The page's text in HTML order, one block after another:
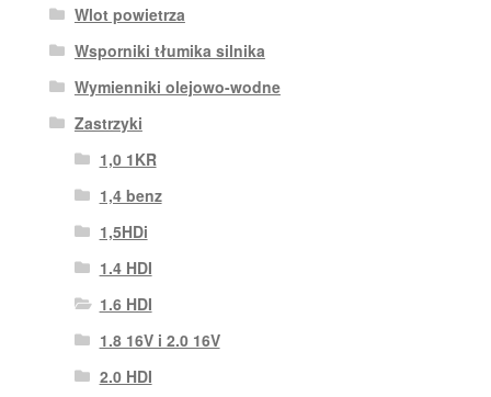
Wlot powietrza
Wsporniki tłumika silnika
Wymienniki olejowo-wodne
Zastrzyki
1,0 1KR
1,4 benz
1,5HDi
1.4 HDI
1.6 HDI
1.8 16V i 2.0 16V
2.0 HDI